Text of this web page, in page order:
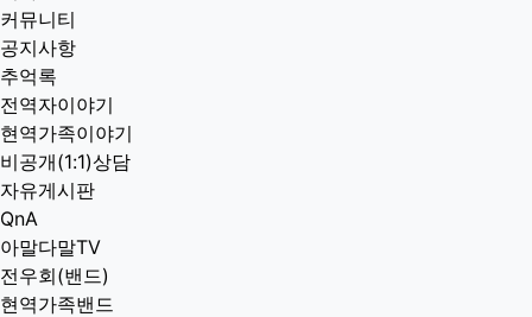
커뮤니티
공지사항
추억록
전역자이야기
현역가족이야기
비공개(1:1)상담
자유게시판
QnA
아말다말TV
전우회(밴드)
현역가족밴드